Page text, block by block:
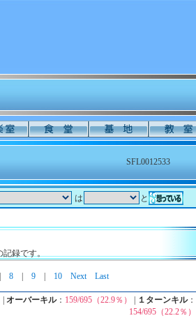
SFL0012533
は と
録です。
8| 9| 10 Next Last
オーバーキル： 159/695（22.9％） １ターンキル：
154/695（22.2％）